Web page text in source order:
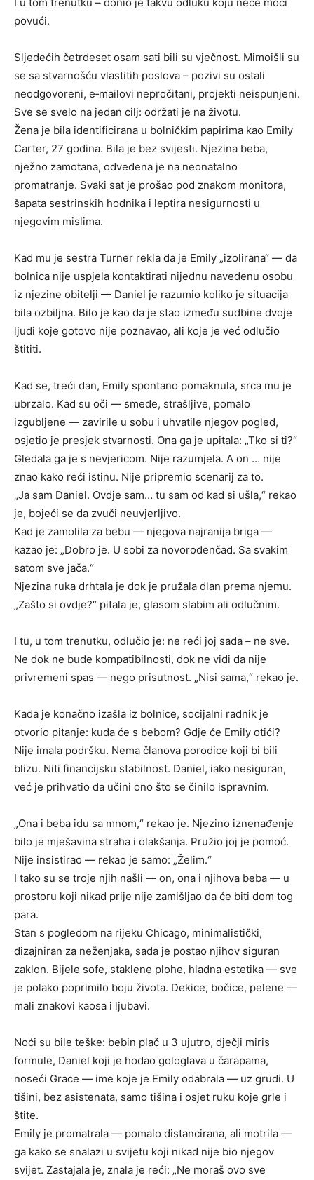
povući.
Sljedećih četrdeset osam sati bili su vječnost. Mimoišli su
se sa stvarnošću vlastitih poslova – pozivi su ostali
neodgovoreni, e‑mailovi nepročitani, projekti neispunjeni.
Sve se svelo na jedan cilj: održati je na životu.
Žena je bila identificirana u bolničkim papirima kao Emily
Carter, 27 godina. Bila je bez svijesti. Njezina beba,
nježno zamotana, odvedena je na neonatalno
promatranje. Svaki sat je prošao pod znakom monitora,
šapata sestrinskih hodnika i leptira nesigurnosti u
njegovim mislima.
Kad mu je sestra Turner rekla da je Emily „izolirana“ — da
bolnica nije uspjela kontaktirati nijednu navedenu osobu
iz njezine obitelji — Daniel je razumio koliko je situacija
bila ozbiljna. Bilo je kao da je stao između sudbine dvoje
ljudi koje gotovo nije poznavao, ali koje je već odlučio
štititi.
Kad se, treći dan, Emily spontano pomaknula, srca mu je
ubrzalo. Kad su oči — smeđe, strašljive, pomalo
izgubljene — zavirile u sobu i uhvatile njegov pogled,
osjetio je presjek stvarnosti. Ona ga je upitala: „Tko si ti?“
Gledala ga je s nevjericom. Nije razumjela. A on … nije
znao kako reći istinu. Nije pripremio scenarij za to.
„Ja sam Daniel. Ovdje sam… tu sam od kad si ušla,“ rekao
je, bojeći se da zvuči neuvjerljivo.
Kad je zamolila za bebu — njegova najranija briga —
kazao je: „Dobro je. U sobi za novorođenčad. Sa svakim
satom sve jača.“
Njezina ruka drhtala je dok je pružala dlan prema njemu.
„Zašto si ovdje?“ pitala je, glasom slabim ali odlučnim.
I tu, u tom trenutku, odlučio je: ne reći joj sada – ne sve.
Ne dok ne bude kompatibilnosti, dok ne vidi da nije
privremeni spas — nego prisutnost. „Nisi sama,“ rekao je.
Kada je konačno izašla iz bolnice, socijalni radnik je
otvorio pitanje: kuda će s bebom? Gdje će Emily otići?
Nije imala podršku. Nema članova porodice koji bi bili
blizu. Niti financijsku stabilnost. Daniel, iako nesiguran,
već je prihvatio da učini ono što se činilo ispravnim.
„Ona i beba idu sa mnom,“ rekao je. Njezino iznenađenje
bilo je mješavina straha i olakšanja. Pružio joj je pomoć.
Nije insistirao — rekao je samo: „Želim.“
I tako su se troje njih našli — on, ona i njihova beba — u
prostoru koji nikad prije nije zamišljao da će biti dom tog
para.
Stan s pogledom na rijeku Chicago, minimalistički,
dizajniran za neženjaka, sada je postao njihov siguran
zaklon. Bijele sofe, staklene plohe, hladna estetika — sve
je polako poprimilo boju života. Dekice, bočice, pelene —
mali znakovi kaosa i ljubavi.
Noći su bile teške: bebin plač u 3 ujutro, dječji miris
formule, Daniel koji je hodao gologlava u čarapama,
noseći Grace — ime koje je Emily odabrala — uz grudi. U
tišini, bez asistenata, samo tišina i osjet ruku koje grle i
štite.
Emily je promatrala — pomalo distancirana, ali motrila —
ga kako se snalazi u svijetu koji nikad nije bio njegov
svijet. Zastajala je, znala je reći: „Ne moraš ovo sve